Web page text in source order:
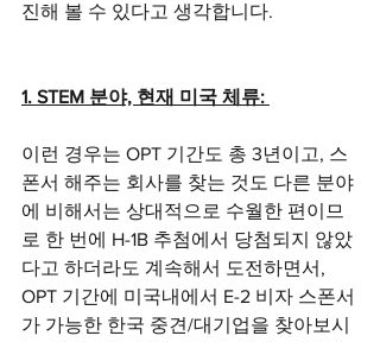
진해 볼 수 있다고 생각합니다.
1. STEM 분야, 현재 미국 체류:
이런 경우는 OPT 기간도 총 3년이고, 스
폰서 해주는 회사를 찾는 것도 다른 분야
에 비해서는 상대적으로 수월한 편이므
로 한 번에 H-1B 추첨에서 당첨되지 않았
다고 하더라도 계속해서 도전하면서,
OPT 기간에 미국내에서 E-2 비자 스폰서
가 가능한 한국 중견/대기업을 찾아보시